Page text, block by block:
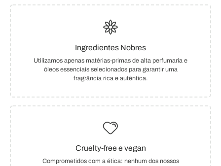
Ingredientes Nobres
Utilizamos apenas matérias-primas de alta perfumaria e
óleos essenciais selecionados para garantir uma
fragrância rica e autêntica.
Cruelty-free e vegan
Comprometidos com a ética: nenhum dos nossos